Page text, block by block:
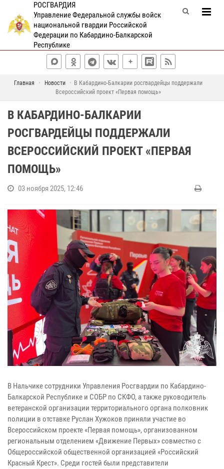
РОСГВАРДИЯ
Управление Федеральной службы войск
национальной гвардии Российской
Федерации по Кабардино-Балкарской
Республике
Главная Новости
В Кабардино-Балкарии росгвардейцы поддержали
Всероссийский проект «Первая помощь»
В КАБАРДИНО-БАЛКАРИИ
РОСГВАРДЕЙЦЫ ПОДДЕРЖАЛИ
ВСЕРОССИЙСКИЙ ПРОЕКТ «ПЕРВАЯ
ПОМОЩЬ»
03 ноября 2025, 12:46
В Нальчике сотрудники Управления Росгвардии по Кабардино-
Балкарской Республике и СОБР по СКФО, а также руководитель
ветеранской организации территориального органа полковник
полиции в отставке Руслан Хужоков приняли участие во
Всероссийском проекте «Первая помощь», организованном
региональным отделением «Движение Первых» совместно с
Общероссийской общественной организацией «Российский
Красный Крест». Среди гостей были представители